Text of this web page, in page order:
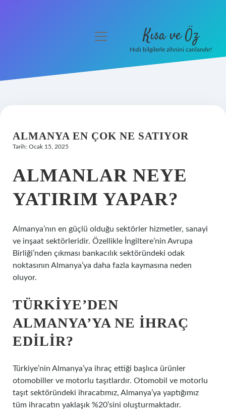
Hakkımızda
menüyü
Kısa ve Öz
Hızlı bilgilerle zihnini canlandır!
ALMANYA EN ÇOK NE SATIYOR
Tarih: Ocak 15, 2025
ALMANLAR NEYE
YATIRIM YAPAR?
Almanya’nın en güçlü olduğu sektörler hizmetler, sanayi
ve inşaat sektörleridir. Özellikle İngiltere’nin Avrupa
Birliği’nden çıkması bankacılık sektöründeki odak
noktasının Almanya’ya daha fazla kaymasına neden
oluyor.
TÜRKIYE’DEN
ALMANYA’YA NE IHRAÇ
EDILIR?
Türkiye’nin Almanya’ya ihraç ettiği başlıca ürünler
otomobiller ve motorlu taşıtlardır. Otomobil ve motorlu
taşıt sektöründeki ihracatımız, Almanya’ya yaptığımız
tüm ihracatın yaklaşık %20’sini oluşturmaktadır.